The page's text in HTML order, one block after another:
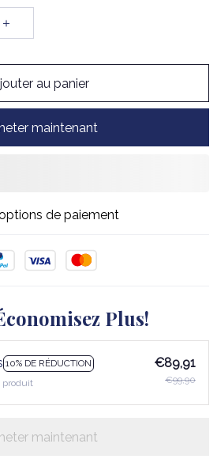
au panier
maintenant
de paiement
Plus!
10% DE RÉDUCTION
produit
€89,91
€99,90
maintenant